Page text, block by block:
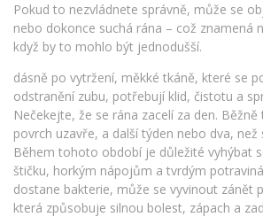
Pokud to nezvládnete správně, může se
nebo dokonce suchá rána – což znamená
když by to mohlo být jednodušší.
dásně po vytržení, měkké tkáně, které se
odstranění zubu, potřebují klid, čistotu a
Nečekejte, že se rána zacelí za den.
povrch uzavře, a další týden nebo dva, než
Během tohoto období je důležité vyhýbat
štičku, horkým nápojům a tvrdým
dostane bakterie, může se vyvinout zánět
která způsobuje silnou bolest, zápach a